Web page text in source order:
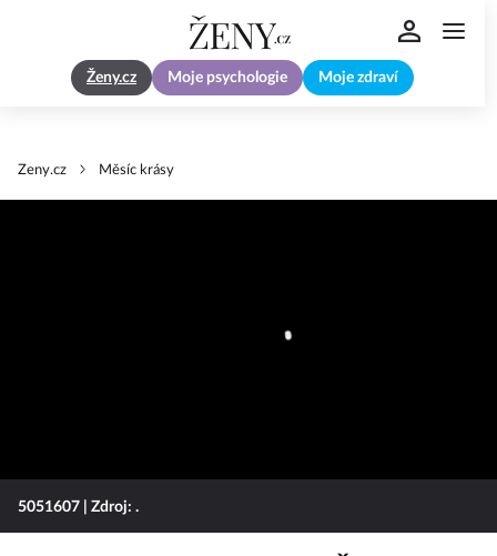
Ženy.cz Moje psychologie Moje zdraví
Zeny.cz Měsíc krásy
5051607 | Zdroj: .